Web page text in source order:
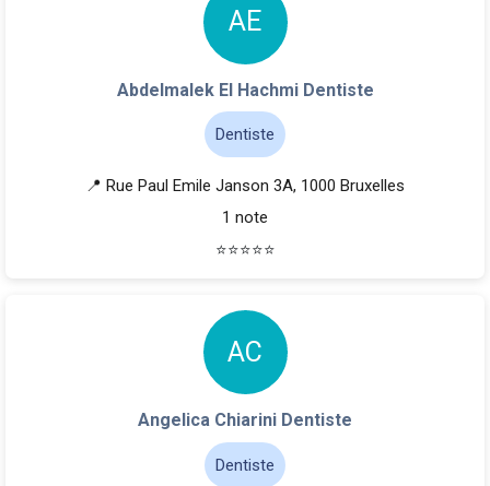
AE
Abdelmalek El Hachmi Dentiste
Dentiste
📍 Rue Paul Emile Janson 3A, 1000 Bruxelles
1 note
⭐⭐⭐⭐⭐
AC
Angelica Chiarini Dentiste
Dentiste